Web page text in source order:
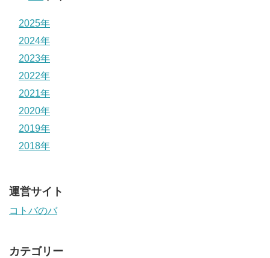
2025年
2024年
2023年
2022年
2021年
2020年
2019年
2018年
運営サイト
コトバのバ
カテゴリー